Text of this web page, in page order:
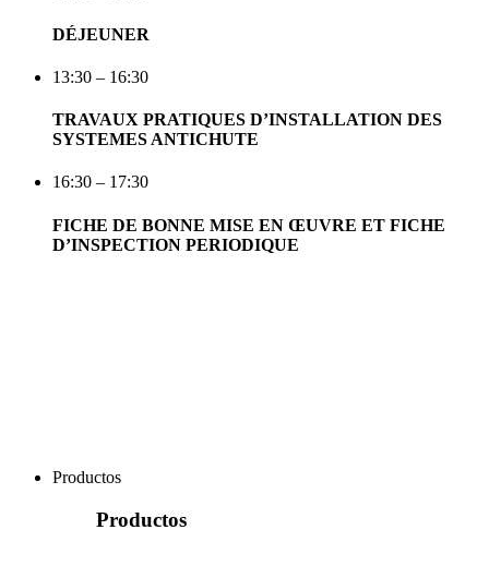
DÉJEUNER
13:30 – 16:30
TRAVAUX PRATIQUES D’INSTALLATION DES
SYSTEMES ANTICHUTE
16:30 – 17:30
FICHE DE BONNE MISE EN ŒUVRE ET FICHE
D’INSPECTION PERIODIQUE
Productos
Productos